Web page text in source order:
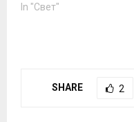
фабриката Азовстал,
потоа беше погодена од
In "Свет"
SHARE 2